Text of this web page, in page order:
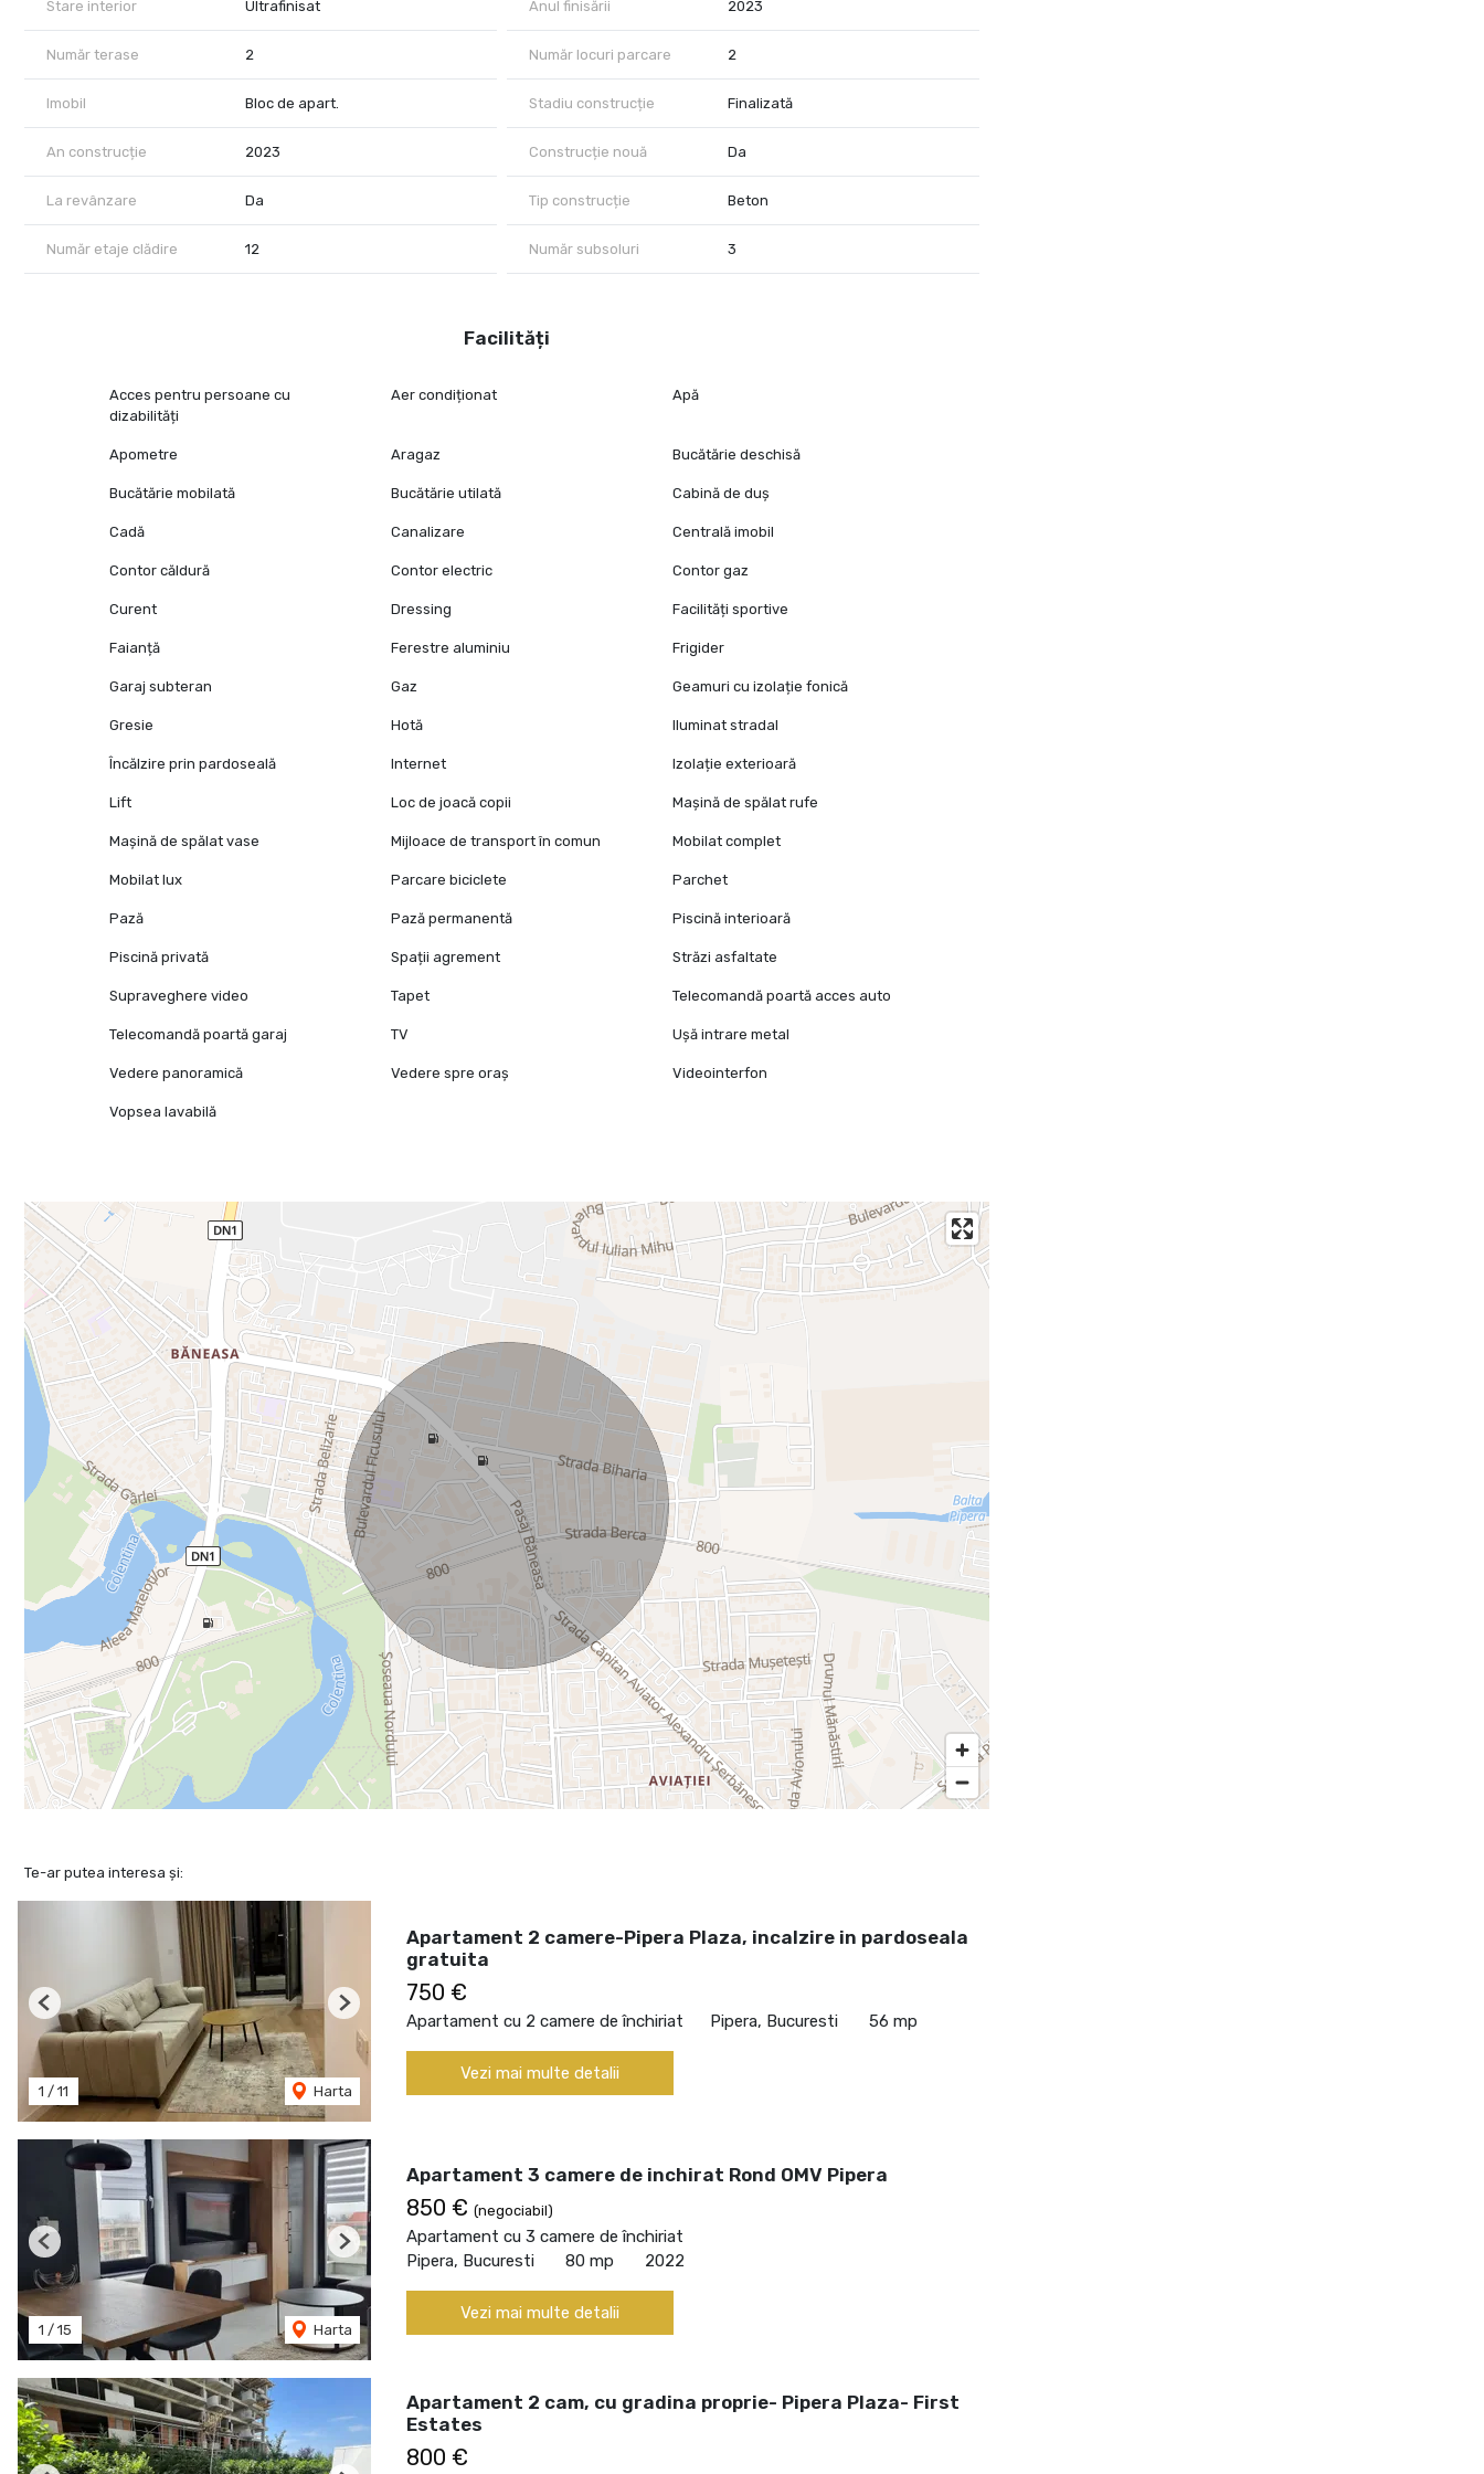
Pretul listat nu include TVA.
Nu ratati oportunitatea de a locui intr-un penthouse unic, cu piscina interioara privata, intr-un ansamblu rezidential de
referinta. Pentru mai multe informatii sau pentru programarea unei vizionari, va invitam sa ne contactati.
Stare interior Ultrafinisat Anul finisării 2023
Număr terase 2 Număr locuri parcare 2
Imobil Bloc de apart. Stadiu construcție Finalizată
An construcție 2023 Construcție nouă Da
La revânzare Da Tip construcție Beton
Număr etaje clădire 12 Număr subsoluri 3
Facilități
Acces pentru persoane cu
dizabilități
Aer condiționat Apă
Apometre Aragaz Bucătărie deschisă
Bucătărie mobilată Bucătărie utilată Cabină de duș
Cadă Canalizare Centrală imobil
Contor căldură Contor electric Contor gaz
Curent Dressing Facilități sportive
Faianță Ferestre aluminiu Frigider
Garaj subteran Gaz Geamuri cu izolație fonică
Gresie Hotă Iluminat stradal
Încălzire prin pardoseală Internet Izolație exterioară
Lift Loc de joacă copii Mașină de spălat rufe
Mașină de spălat vase Mijloace de transport în comun Mobilat complet
Mobilat lux Parcare biciclete Parchet
Pază Pază permanentă Piscină interioară
Piscină privată Spații agrement Străzi asfaltate
Supraveghere video Tapet Telecomandă poartă acces auto
Telecomandă poartă garaj TV Ușă intrare metal
Vedere panoramică Vedere spre oraș Videointerfon
Vopsea lavabilă
Te-ar putea interesa și:
1 / 11 Harta
Previous Next
Apartament 2 camere-Pipera Plaza, incalzire in pardoseala
gratuita
750 €
Apartament cu 2 camere de închiriat Pipera, Bucuresti 56 mp
Vezi mai multe detalii
1 / 15 Harta
Previous Next
Apartament 3 camere de inchirat Rond OMV Pipera
850 € (negociabil)
Apartament cu 3 camere de închiriat
Pipera, Bucuresti
80 mp 2022
Vezi mai multe detalii
Apartament 2 cam, cu gradina proprie- Pipera Plaza- First
Estates
800 €